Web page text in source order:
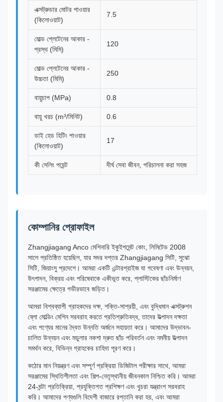
এক্সট্রুডার মোটর পাওয়ার
(কিলোওয়াট)
7.5
মোল্ড প্লেটেনের আকার -
প্রস্থ (মিমি)
120
মোল্ড প্লেটেনের আকার -
উচ্চতা (মিমি)
250
বায়ুচাপ (MPa) 0.8
বায়ু খরচ (m³/মিনিট) 0.6
ডাই হেড হিটিং পাওয়ার
(কিলোওয়াট)
17
কী সেলিং পয়েন্ট দীর্ঘ সেবা জীবন, পরিচালনা করা সহজ
কোম্পানির প্রোফাইল
Zhangjiagang Anco মেশিনারি ইকুইপমেন্ট কোং, লিমিটেড 2008
সালে প্রতিষ্ঠিত হয়েছিল, যার সদর দপ্তর Zhangjiagang সিটি, সুঝো
সিটি, জিয়াংসু প্রদেশে। আমরা একটি এন্টারপ্রাইজ যা গবেষণা এবং উন্নয়ন,
উৎপাদন, বিক্রয় এবং পরিষেবাকে একীভূত করে, প্লাস্টিকের ছাঁচনির্মাণ
সরঞ্জামের ক্ষেত্রে গভীরভাবে জড়িত।
আমরা বিশ্বব্যাপী গ্রাহকদের দক্ষ, শক্তি-সাশ্রয়ী, এবং বুদ্ধিমান এক্সট্রুশন
ব্লো মোল্ডিং মেশিন সরবরাহ করতে প্রতিশ্রুতিবদ্ধ, তাদের উত্পাদন দক্ষতা
এবং পণ্যের মানের দ্বৈত উন্নতি অর্জনে সহায়তা করে। আমাদের উদ্ভাবন-
চালিত উন্নয়ন এবং মডুলার নকশা দ্রুত ছাঁচ পরিবর্তন এবং নমনীয় উত্পাদন
সমর্থন করে, বিভিন্ন গ্রাহকের চাহিদা পূরণ করে।
কঠোর মান নিয়ন্ত্রণ এবং সম্পূর্ণ প্রক্রিয়া ডিজিটাল পরীক্ষার সাথে, আমরা
সরঞ্জামের স্থিতিশীলতা এবং শিল্প-নেতৃস্থানীয় জীবনকাল নিশ্চিত করি। আমরা
24-ঘন্টা প্রতিক্রিয়া, প্রযুক্তিগত প্রশিক্ষণ এবং খুচরা যন্ত্রাংশ সরবরাহ
করি। আমাদের পণ্যগুলি বিদেশী বাজারে রপ্তানি করা হয়, এবং আমরা